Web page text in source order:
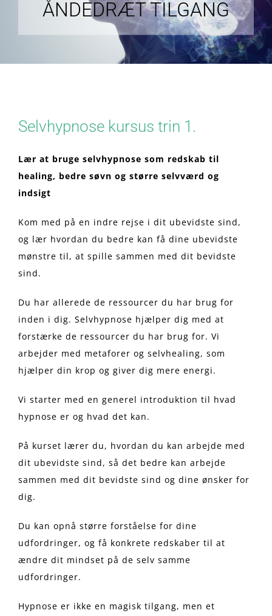
ÅNDEDRÆT TILGANG
Selvhypnose kursus trin 1.
Lær at bruge selvhypnose som redskab til
healing, bedre søvn og større selvværd og
indsigt
Kom med på en indre rejse i dit ubevidste sind,
og lær hvordan du bedre kan få dine ubevidste
mønstre til, at spille sammen med dit bevidste
sind.
Du har allerede de ressourcer du har brug for
inden i dig. Selvhypnose hjælper dig med at
forstærke de ressourcer du har brug for. Vi
arbejder med metaforer og selvhealing, som
hjælper din krop og giver dig mere energi.
Vi starter med en generel introduktion til hvad
hypnose er og hvad det kan.
På kurset lærer du, hvordan du kan arbejde med
dit ubevidste sind, så det bedre kan arbejde
sammen med dit bevidste sind og dine ønsker for
dig.
Du kan opnå større forståelse for dine
udfordringer, og få konkrete redskaber til at
ændre dit mindset på de selv samme
udfordringer.
Hypnose er ikke en magisk tilgang, men et